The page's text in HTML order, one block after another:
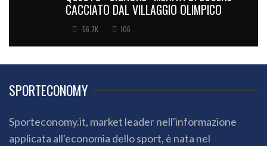
CACCIATO DAL VILLAGGIO OLIMPICO
56.7K 106
SPORTECONOMY
Sporteconomy.it, market leader nell'informazione
applicata all'economia dello sport, è nata nel